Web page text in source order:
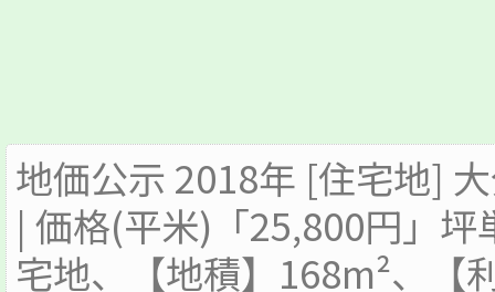
地価公示 2018年 [住宅地]
| 価格(平米)「25,800円」
宅地、【地積】168m²、【